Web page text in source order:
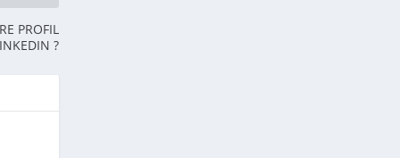
PROFIL
?